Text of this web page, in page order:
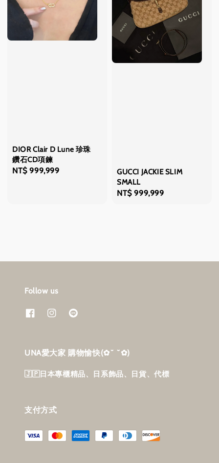
DIOR Clair D Lune 珍珠
鑽石CD項鍊
Regular
NT$ 999,999
GUCCI JACKIE SLIM
SMALL
Regular
NT$ 999,999
Follow us
UNA愛大家 購物愉快‎(✿˘ ˘✿)
🇯🇵日本專櫃精品、日系飾品、日貨、代標
支付方式